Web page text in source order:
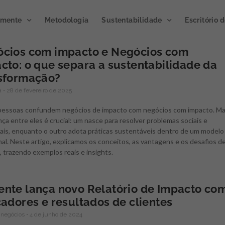
Metodologia Sustentabilidade Escritório
com impacto e Negócios com
o que separa a sustentabilidade da
28 de fevereiro de 2025
confundem negócios de impacto com negócios com impacto.
entre eles é crucial: um nasce para resolver problemas sociais e
enquanto o outro adota práticas sustentáveis dentro de um modelo
Neste artigo, explicamos os conceitos, as vantagens e os desafios de
trazendo exemplos reais e insights.
lança novo Relatório de Impacto
e resultados de clientes
4 de junho de 2024
Podcast
Gerando atmosferas de
inovação.
Novo programa da
Semente, já disponível para
CLIQUE E OUÇA
A publicação divulga
resultados de ações e
de inovação gerados
de programas e
ACESSE AGORA